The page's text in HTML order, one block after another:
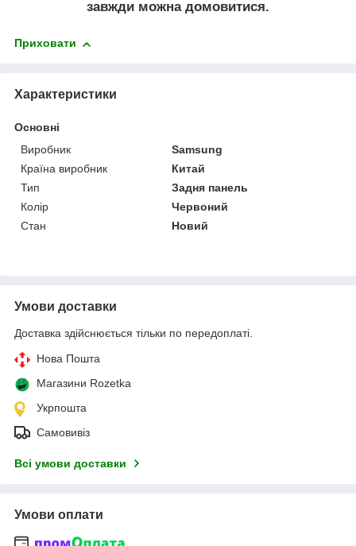
завжди можна домовитися.
Приховати
Характеристики
Основні
Виробник
Samsung
Країна виробник
Китай
Тип
Задня панель
Колір
Червоний
Стан
Новий
Умови доставки
Доставка здійснюється тільки по передоплаті.
Нова Пошта
Магазини Rozetka
Укрпошта
Самовивіз
Всі умови доставки
Умови оплати